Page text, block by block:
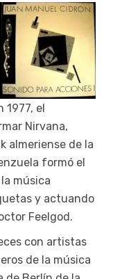
1977, el
Nirvana,
almeriense de la
formó el
música
y actuando
Feelgod.
con artistas
de la música